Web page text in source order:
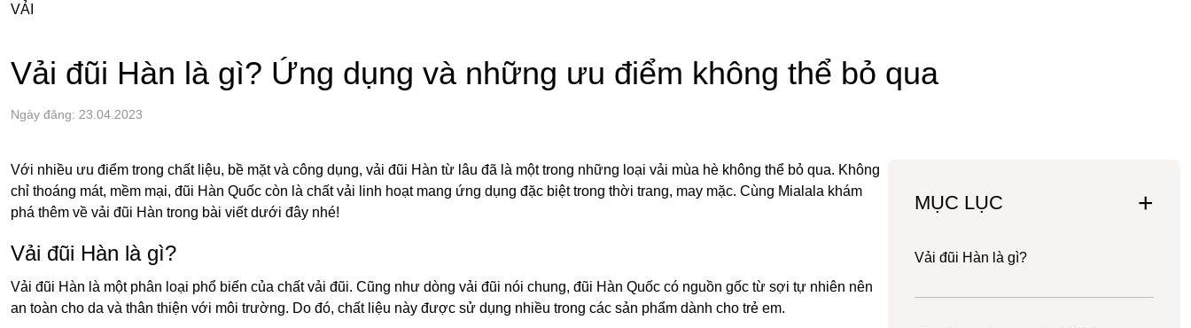
VẢI
Vải đũi Hàn là gì? Ứng dụng và những ưu điểm không thể bỏ qua
Ngày đăng: 23.04.2023
Với nhiều ưu điểm trong chất liệu, bề mặt và công dụng, vải đũi Hàn từ lâu đã là một trong những loại vải mùa hè không thể bỏ qua. Không
chỉ thoáng mát, mềm mại, đũi Hàn Quốc còn là chất vải linh hoạt mang ứng dụng đặc biệt trong thời trang, may mặc. Cùng Mialala khám
phá thêm về vải đũi Hàn trong bài viết dưới đây nhé!
Vải đũi Hàn là gì?
Vải đũi Hàn là một phân loại phổ biến của chất vải đũi. Cũng như dòng vải đũi nói chung, đũi Hàn Quốc có nguồn gốc từ sợi tự nhiên nên
an toàn cho da và thân thiện với môi trường. Do đó, chất liệu này được sử dụng nhiều trong các sản phẩm dành cho trẻ em.
MỤC LỤC
Vải đũi Hàn là gì?